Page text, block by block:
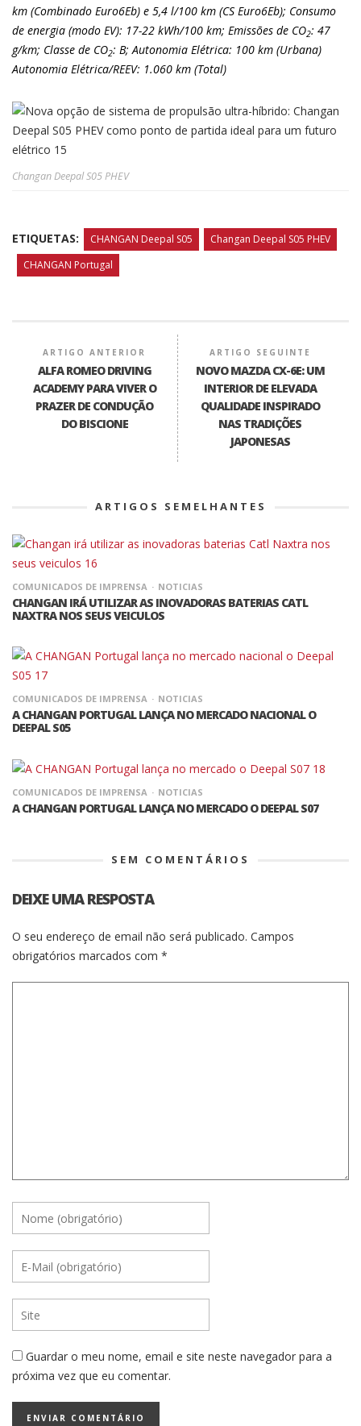
km (Combinado Euro6Eb) e 5,4 l/100 km (CS Euro6Eb); Consumo
de energia (modo EV): 17-22 kWh/100 km; Emissões de CO2: 47
g/km; Classe de CO2: B; Autonomia Elétrica: 100 km (Urbana)
Autonomia Elétrica/REEV: 1.060 km (Total)
Changan Deepal S05 PHEV
ETIQUETAS: CHANGAN Deepal S05
Changan Deepal S05 PHEV
CHANGAN Portugal
ARTIGO ANTERIOR
ALFA ROMEO DRIVING
ACADEMY PARA VIVER O
PRAZER DE CONDUÇÃO
DO BISCIONE
ARTIGO SEGUINTE
NOVO MAZDA CX-6E: UM
INTERIOR DE ELEVADA
QUALIDADE INSPIRADO
NAS TRADIÇÕES
JAPONESAS
ARTIGOS SEMELHANTES
COMUNICADOS DE IMPRENSA NOTICIAS
CHANGAN IRÁ UTILIZAR AS INOVADORAS BATERIAS CATL
NAXTRA NOS SEUS VEICULOS
COMUNICADOS DE IMPRENSA NOTICIAS
A CHANGAN PORTUGAL LANÇA NO MERCADO NACIONAL O
DEEPAL S05
COMUNICADOS DE IMPRENSA NOTICIAS
A CHANGAN PORTUGAL LANÇA NO MERCADO O DEEPAL S07
SEM COMENTÁRIOS
DEIXE UMA RESPOSTA
O seu endereço de email não será publicado. Campos
obrigatórios marcados com *
Guardar o meu nome, email e site neste navegador para a
próxima vez que eu comentar.